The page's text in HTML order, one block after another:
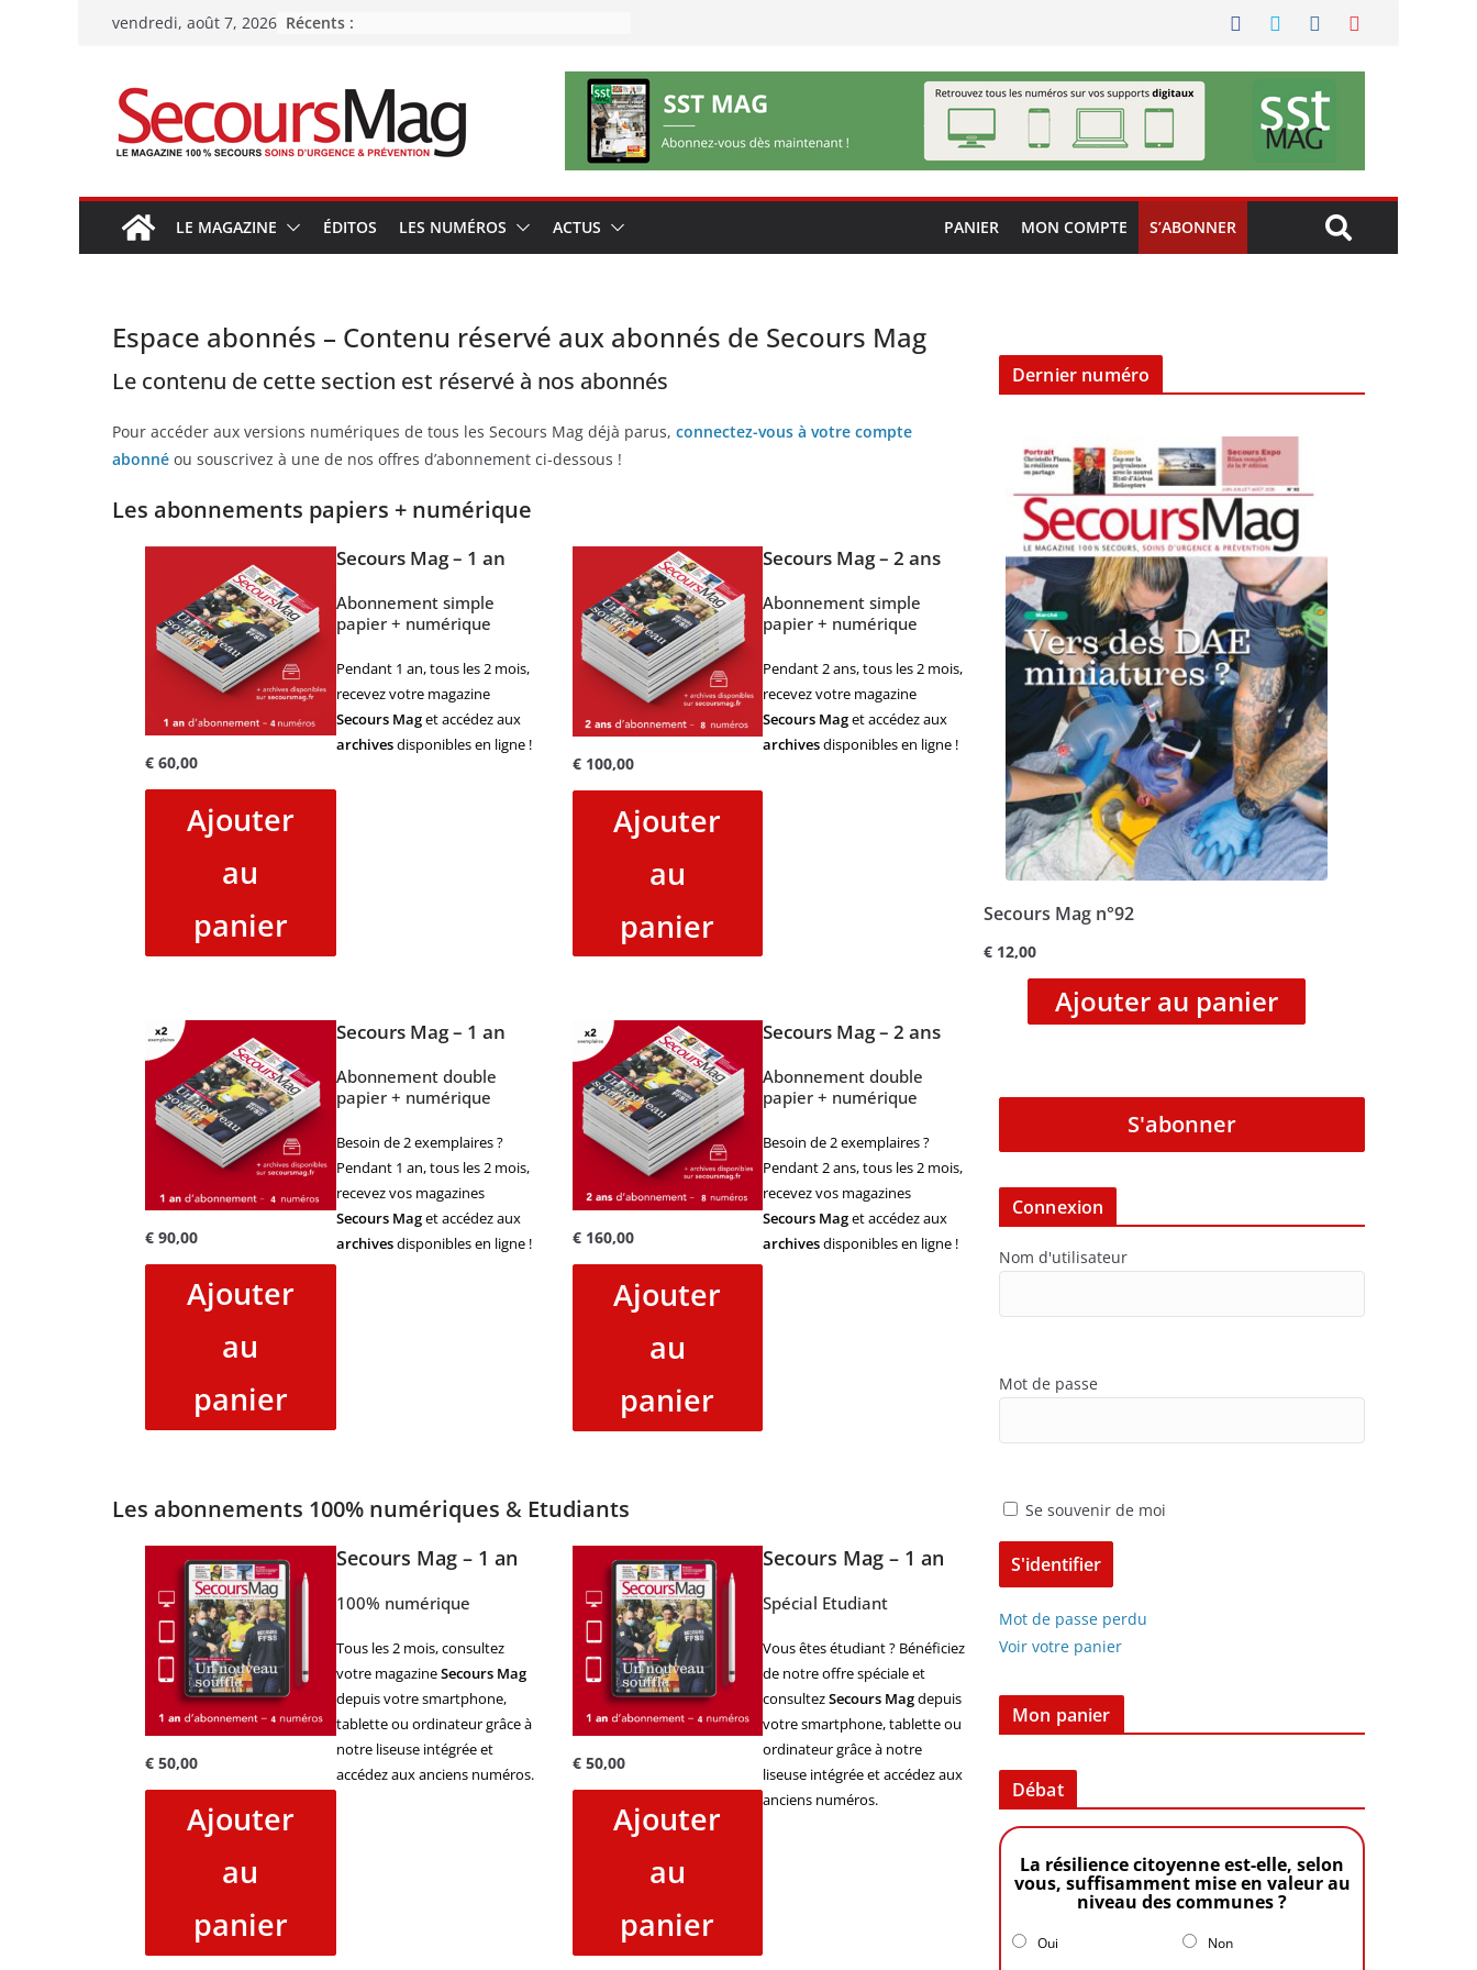
Passervendredi, août 7, 2026 Récents :
LE MAGAZINE ÉDITOS LES NUMÉROS ACTUS PANIER MON COMPTE S’ABONNER
Espace abonnés – Contenu réservé aux abonnés de Secours Mag
Le contenu de cette section est réservé à nos abonnés
Pour accéder aux versions numériques de tous les Secours Mag déjà parus, connectez-vous à votre compte
abonné ou souscrivez à une de nos offres d’abonnement ci-dessous !
Les abonnements papiers + numérique
€ 60,00
Ajouter
au
panier
Secours Mag – 1 an
Abonnement simple
papier + numérique
Pendant 1 an, tous les 2 mois,
recevez votre magazine
Secours Maget accédez aux
archivesdisponibles en ligne !
€100,00
Ajouter
au
panier
Secours Mag – 2 ans
Abonnement simple
papier + numérique
Pendant 2 ans, tous les 2 mois,
recevez votre magazine
Secours Maget accédez aux
archivesdisponibles en ligne !
€ 90,00
Ajouter
au
panier
Secours Mag – 1 an
Abonnement double
papier + numérique
Besoin de 2 exemplaires ?
Pendant 1 an, tous les 2 mois,
recevez vos magazines
Secours Maget accédez aux
archivesdisponibles en ligne ! €160,00
Ajouter
au
panier
Secours Mag – 2 ans
Abonnement double
papier + numérique
Besoin de 2 exemplaires ?
Pendant 2 ans, tous les 2 mois,
recevez vos magazines
Secours Maget accédez aux
archivesdisponibles en ligne !
Les abonnements 100% numériques & Etudiants
€ 50,00
Ajouter
au
panier
Secours Mag – 1 an
100% numérique
Tous les 2 mois, consultez
votre magazineSecours Mag
depuis votre smartphone,
tablette ou ordinateur grâce à
notre liseuse intégrée et
accédez aux anciens numéros.
€50,00
Ajouter
au
panier
Secours Mag – 1 an
Spécial Etudiant
Vous êtes étudiant ? Bénéficiez
de notre offre spéciale et
consultezSecours Magdepuis
votre smartphone, tablette ou
ordinateur grâce à notre
liseuse intégrée et accédez aux
anciens numéros.
Dernier numéro
Secours Mag n°92
€ 12,00
Ajouter au panier
S'abonner
Connexion
Nom d'utilisateur
Mot de passe
Se souvenir de moi
Mot de passe perdu
Voir votre panier
Mon panier
Débat
La résilience citoyenne est-elle, selon
vous, suffisamment mise en valeur au
niveau des communes ?
Oui Non